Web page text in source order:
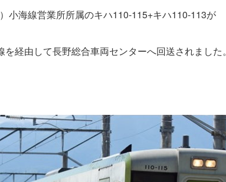
小海線営業所所属のキハ110-115+キハ110-113が
経由して長野総合車両センターへ回送されました。